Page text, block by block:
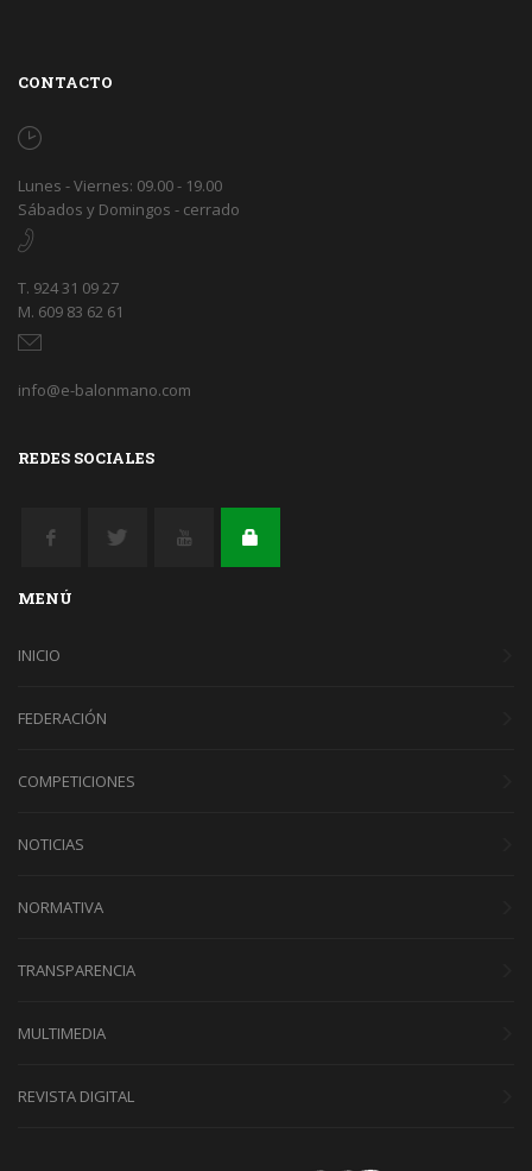
CONTACTO
Lunes - Viernes: 09.00 - 19.00
Sábados y Domingos - cerrado
T. 924 31 09 27
M. 609 83 62 61
info@e-balonmano.com
REDES SOCIALES
MENÚ
INICIO
FEDERACIÓN
COMPETICIONES
NOTICIAS
NORMATIVA
TRANSPARENCIA
MULTIMEDIA
REVISTA DIGITAL